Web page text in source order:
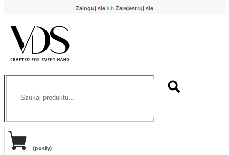
Zaloguj się lub Zarejestruj się
(pusty)